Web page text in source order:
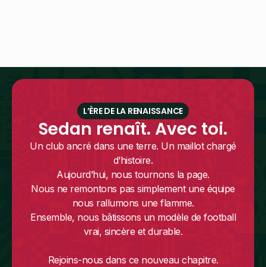
L’ÈRE DE LA RENAISSANCE
Sedan renaît. Avec toi.
Un club ancré dans une terre. Un maillot chargé
d’histoire.
Aujourd’hui, nous tournons la page.
Nous ne remontons pas simplement une équipe
nous rallumons une flamme.
Ensemble, nous bâtissons un modèle de football
vrai, sincère et durable.
Rejoins-nous dans ce nouveau chapitre.